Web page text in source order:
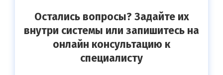
Остались вопросы? Задайте их
внутри системы или запишитесь на
онлайн консультацию к
специалисту